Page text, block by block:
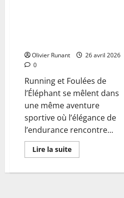
Olivier Runant
26 avril 2026
0
Running et Foulées de
l’Éléphant se mêlent dans
une même aventure
sportive où l’élégance de
l’endurance rencontre...
Lire la suiteEn
savoir